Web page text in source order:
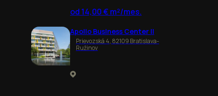
od 14,00 € m²/mes.
Apollo Business Center II
Prievozská 4, 82109 Bratislava-
Ružinov